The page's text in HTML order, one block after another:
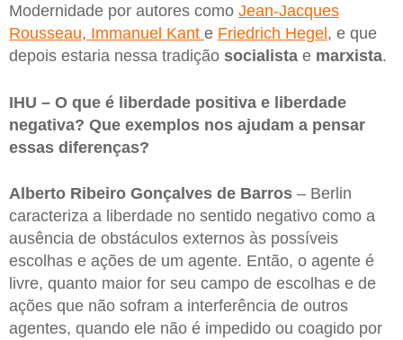
Modernidade por autores como Jean-Jacques
Rousseau, Immanuel Kant e Friedrich Hegel, e que
depois estaria nessa tradição socialista e marxista.
IHU – O que é liberdade positiva e liberdade
negativa? Que exemplos nos ajudam a pensar
essas diferenças?
Alberto Ribeiro Gonçalves de Barros – Berlin
caracteriza a liberdade no sentido negativo como a
ausência de obstáculos externos às possíveis
escolhas e ações de um agente. Então, o agente é
livre, quanto maior for seu campo de escolhas e de
ações que não sofram a interferência de outros
agentes, quando ele não é impedido ou coagido por